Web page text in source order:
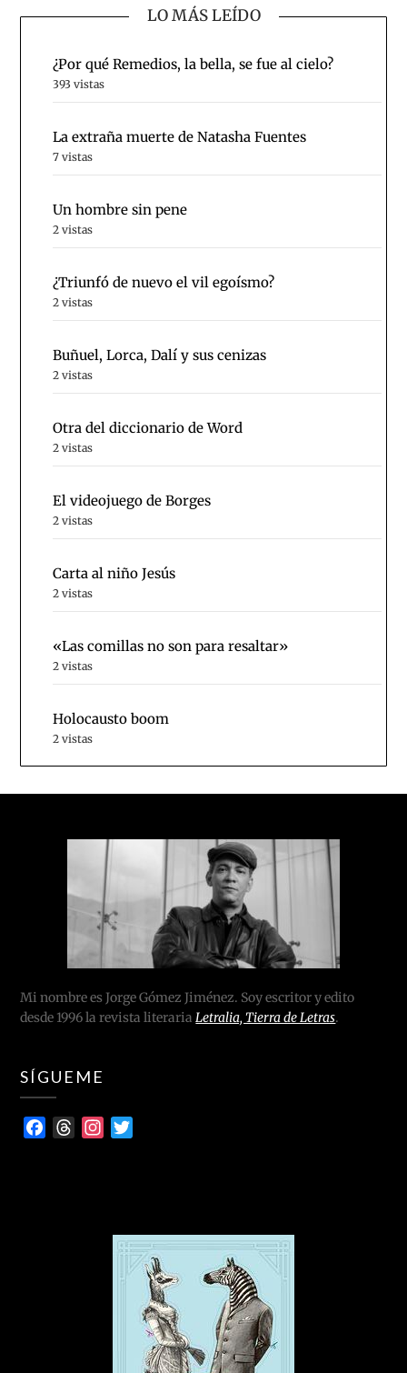
LO MÁS LEÍDO
¿Por qué Remedios, la bella, se fue al cielo?
393 vistas
La extraña muerte de Natasha Fuentes
7 vistas
Un hombre sin pene
2 vistas
¿Triunfó de nuevo el vil egoísmo?
2 vistas
Buñuel, Lorca, Dalí y sus cenizas
2 vistas
Otra del diccionario de Word
2 vistas
El videojuego de Borges
2 vistas
Carta al niño Jesús
2 vistas
«Las comillas no son para resaltar»
2 vistas
Holocausto boom
2 vistas
Mi nombre es Jorge Gómez Jiménez. Soy escritor y edito
desde 1996 la revista literariaLetralia, Tierra de Letras.
SÍGUEME
FacebookThreadsInstagram